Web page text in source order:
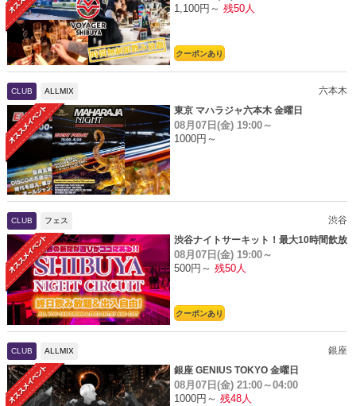
1,100円～ 残50人
クーポンあり
CLUB ALLMIX
六本木
東京 マハラジャ六本木 金曜日
08月07日(金) 19:00～
1000円～
CLUB フェス
渋谷
渋谷ナイトサーキット！最大10時間飲放
題
08月07日(金) 19:00～
500円～ 残50人
クーポンあり
CLUB ALLMIX
銀座
銀座 GENIUS TOKYO 金曜日
08月07日(金) 21:00～04:00
1000円～ 残48人